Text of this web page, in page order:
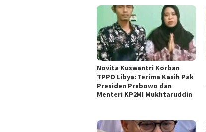
Novita Kuswantri Korban
TPPO Libya: Terima Kasih Pak
Presiden Prabowo dan
Menteri KP2MI Mukhtaruddin